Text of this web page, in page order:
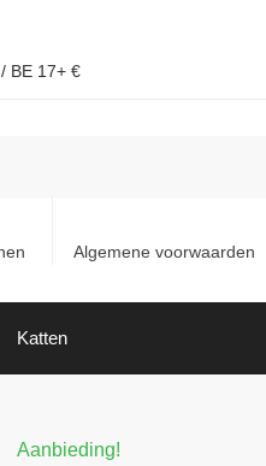
BE 17+ €
Algemene voorwaarden
Katten
Aanbieding!